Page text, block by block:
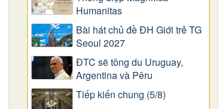
Humanitas
Bài hát chủ đề ĐH Giới trẻ TG
Seoul 2027
ĐTC sẽ tông du Uruguay,
Argentina và Pêru
Tiếp kiến chung (5/8)